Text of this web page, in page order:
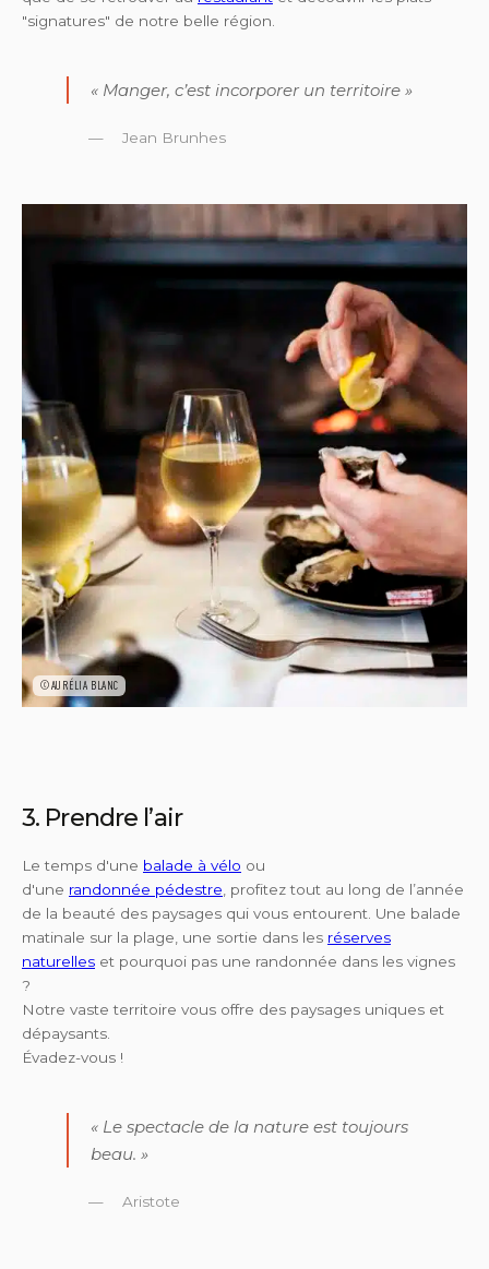
"signatures" de notre belle région.
« Manger, c’est incorporer un territoire »
Jean Brunhes
©AURÉLIA BLANC
3. Prendre l’air
Le temps d'une balade à vélo ou
d'une randonnée pédestre, profitez tout au long de l’année
de la beauté des paysages qui vous entourent. Une balade
matinale sur la plage, une sortie dans les réserves
naturelles et pourquoi pas une randonnée dans les vignes
?
Notre vaste territoire vous offre des paysages uniques et
dépaysants.
Évadez-vous !
« Le spectacle de la nature est toujours
beau. »
Aristote